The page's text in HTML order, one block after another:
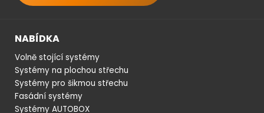
NABÍDKA
Volně stojící systémy
Systémy na plochou střechu
Systémy pro šikmou střechu
Fasádní systémy
Systémy AUTOBOX